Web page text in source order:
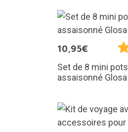
10,95€
Set de 8 mini
assaisonné